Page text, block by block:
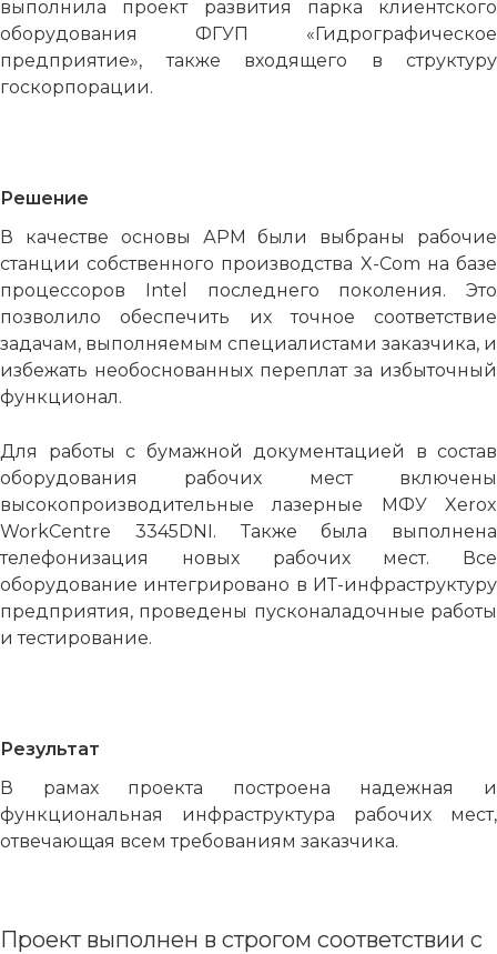
выполнила проект развития парка клиентского
оборудования ФГУП «Гидрографическое
предприятие», также входящего в структуру
госкорпорации.
Решение
В качестве основы АРМ были выбраны рабочие
станции собственного производства X-Com на базе
процессоров Intel последнего поколения. Это
позволило обеспечить их точное соответствие
задачам, выполняемым специалистами заказчика, и
избежать необоснованных переплат за избыточный
функционал.
Для работы с бумажной документацией в состав
оборудования рабочих мест включены
высокопроизводительные лазерные МФУ Xerox
WorkCentre 3345DNI. Также была выполнена
телефонизация новых рабочих мест. Все
оборудование интегрировано в ИТ-инфраструктуру
предприятия, проведены пусконаладочные работы
и тестирование.
Результат
В рамах проекта построена надежная и
функциональная инфраструктура рабочих мест,
отвечающая всем требованиям заказчика.
Проект выполнен в строгом соответствии с